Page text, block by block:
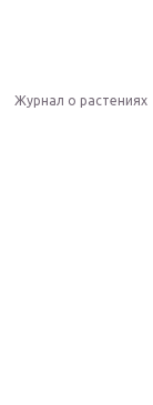
Журнал о растениях